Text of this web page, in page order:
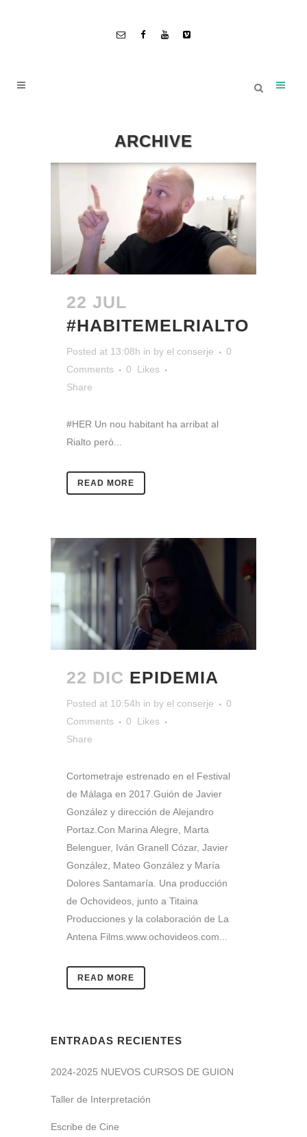
ARCHIVE
22 JUL
#HABITEMELRIALTO
Posted at 13:08h in by el conserje
0
Comments
0
Likes
Share
#HER Un nou habitant ha arribat al
Rialto però...
READ MORE
22 DIC EPIDEMIA
Posted at 10:54h in by el conserje
0
Comments
0
Likes
Share
Cortometraje estrenado en el Festival
de Málaga en 2017.Guión de Javier
González y dirección de Alejandro
Portaz.Con Marina Alegre, Marta
Belenguer, Iván Granell Cózar, Javier
González, Mateo González y María
Dolores Santamaría. Una producción
de Ochovideos, junto a Titaina
Producciones y la colaboración de La
Antena Films.www.ochovideos.com...
READ MORE
ENTRADAS RECIENTES
2024-2025 NUEVOS CURSOS DE GUION
Taller de Interpretación
Escribe de Cine